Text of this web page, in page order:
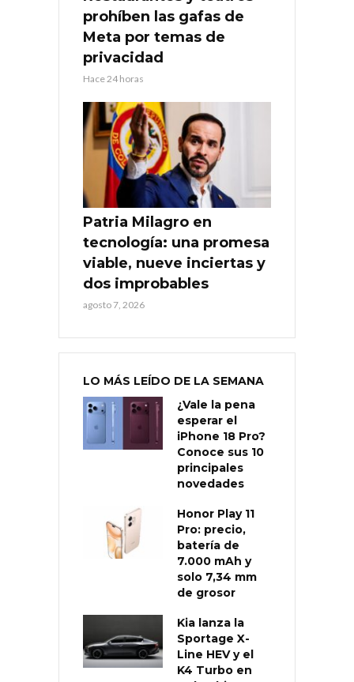
prohíben las gafas de
Meta por temas de
privacidad
Hace 24 horas
Patria Milagro en
tecnología: una promesa
viable, nueve inciertas y
dos improbables
agosto 7, 2026
LO MÁS LEÍDO DE LA SEMANA
¿Vale la pena
esperar el
iPhone 18 Pro?
Conoce sus 10
principales
novedades
Honor Play 11
Pro: precio,
batería de
7.000 mAh y
solo 7,34 mm
de grosor
Kia lanza la
Sportage X-
Line HEV y el
K4 Turbo en